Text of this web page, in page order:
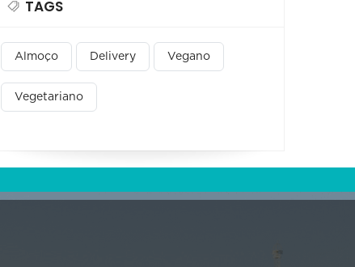
TAGS
Almoço Delivery Vegano
Vegetariano